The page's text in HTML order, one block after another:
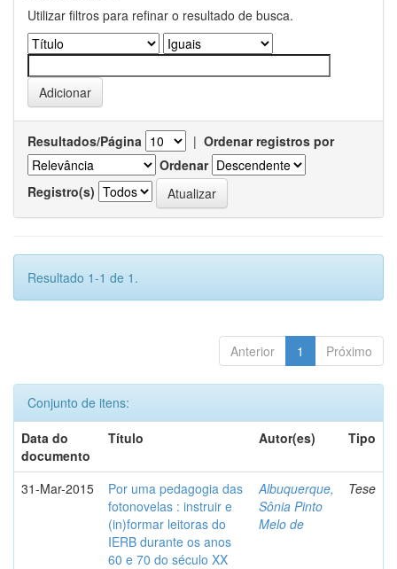
Utilizar filtros para refinar o resultado de busca.
Resultados/Página | Ordenar registros por
Ordenar
Registro(s)
Resultado 1-1 de 1.
Anterior 1 Próximo
Conjunto de itens:
Data do
documento
Título Autor(es) Tipo
31-Mar-2015
Por uma pedagogia das
fotonovelas : instruir e
(in)formar leitoras do
IERB durante os anos
60 e 70 do século XX
Albuquerque,
Sônia Pinto
Melo de
Tese